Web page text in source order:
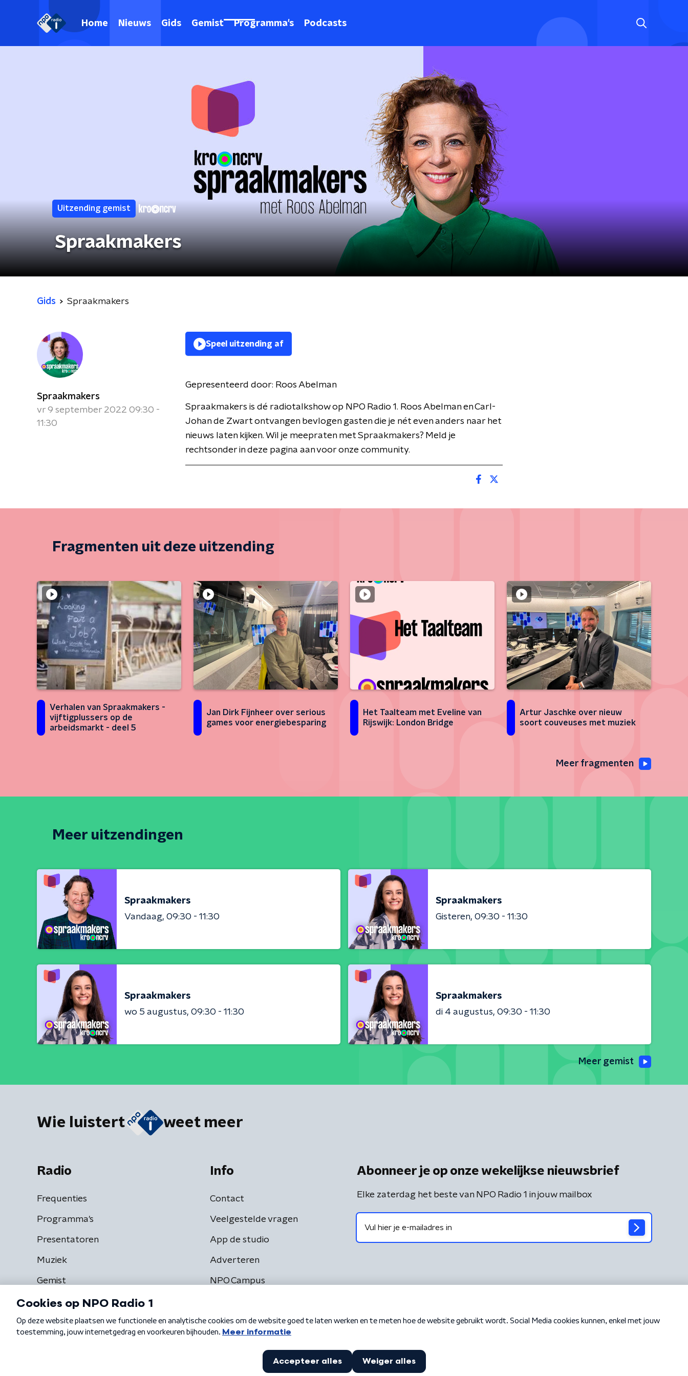
Home Nieuws Gids Gemist Programma's Podcasts
Uitzending gemist
Spraakmakers
Gids Spraakmakers
Spraakmakers
vr 9 september 2022 09:30 -
11:30
Speel uitzending af
Gepresenteerd door: Roos Abelman
Spraakmakers is dé radiotalkshow op NPO Radio 1. Roos Abelman en Carl-
Johan de Zwart ontvangen bevlogen gasten die je nét even anders naar het
nieuws laten kijken. Wil je meepraten met Spraakmakers? Meld je
rechtsonder in deze pagina aan voor onze community.
Fragmenten uit deze uitzending
Verhalen van Spraakmakers -
vijftigplussers op de
arbeidsmarkt - deel 5
Jan Dirk Fijnheer over serious
games voor energiebesparing
Het Taalteam met Eveline van
Rijswijk: London Bridge
Artur Jaschke over nieuw
soort couveuses met muziek
Meer fragmenten
Meer uitzendingen
Spraakmakers
Vandaag 09:30 - 11:30
Spraakmakers
Gisteren 09:30 - 11:30
Spraakmakers
wo 5 augustus 09:30 - 11:30
Spraakmakers
di 4 augustus 09:30 - 11:30
Meer gemist
Wie luistert weet meer
Radio
Frequenties
Programma's
Presentatoren
Muziek
Gemist
Info
Contact
Veelgestelde vragen
App de studio
Adverteren
NPO Campus
Abonneer je op onze wekelijkse nieuwsbrief
Elke zaterdag het beste van NPO Radio 1 in jouw mailbox
Algemene voorwaarden Privacybeleid